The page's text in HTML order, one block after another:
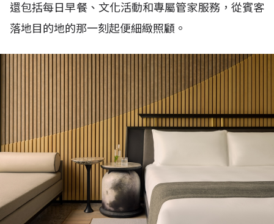
還包括每日早餐、文化活動和專屬管家服務，從賓客
落地目的地的那一刻起便細緻照顧。